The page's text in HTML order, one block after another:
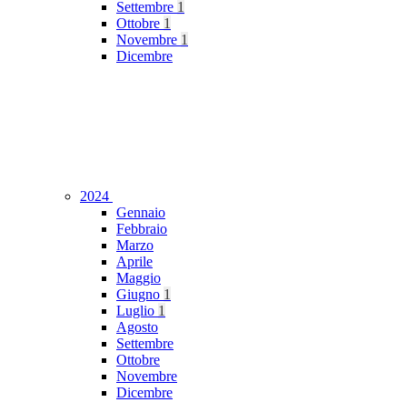
Settembre 1
Ottobre 1
Novembre 1
Dicembre
2024
Gennaio
Febbraio
Marzo
Aprile
Maggio
Giugno 1
Luglio 1
Agosto
Settembre
Ottobre
Novembre
Dicembre